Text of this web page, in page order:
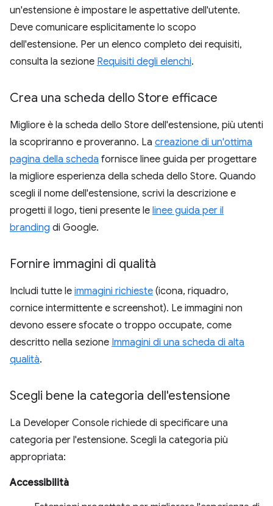
un'estensione è impostare le aspettative dell'utente.
Deve comunicare esplicitamente lo scopo
dell'estensione. Per un elenco completo dei requisiti,
consulta la sezione Requisiti degli elenchi.
Crea una scheda dello Store efficace
Migliore è la scheda dello Store dell'estensione, più utenti
la scopriranno e proveranno. La creazione di un'ottima
pagina della scheda fornisce linee guida per progettare
la migliore esperienza della scheda dello Store. Quando
scegli il nome dell'estensione, scrivi la descrizione e
progetti il logo, tieni presente le linee guida per il
branding di Google.
Fornire immagini di qualità
Includi tutte le immagini richieste (icona, riquadro,
cornice intermittente e screenshot). Le immagini non
devono essere sfocate o troppo occupate, come
descritto nella sezione Immagini di una scheda di alta
qualità.
Scegli bene la categoria dell'estensione
La Developer Console richiede di specificare una
categoria per l'estensione. Scegli la categoria più
appropriata:
Accessibilità